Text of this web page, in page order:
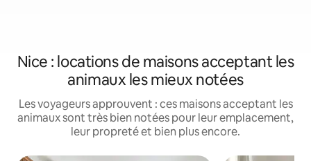
Nice : locations de maisons acceptant les
animaux les mieux notées
Les voyageurs approuvent : ces maisons acceptant les
animaux sont très bien notées pour leur emplacement,
leur propreté et bien plus encore.